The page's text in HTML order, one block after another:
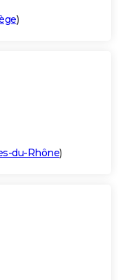
)
du-Rhône)